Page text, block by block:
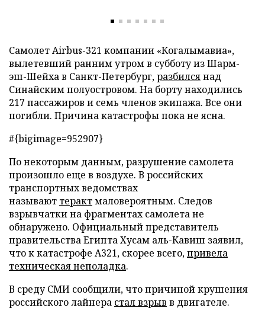
Самолет Аirbus-321 компании «Когалымавиа»,
вылетевший ранним утром в субботу из Шарм-
эш-Шейха в Санкт-Петербург,разбилсянад
Синайским полуостровом. На борту находились
217 пассажиров и семь членов экипажа. Все они
погибли. Причина катастрофы пока не ясна.
#{bigimage=952907}
По некоторым данным, разрушение самолета
произошло еще в воздухе. В российских
транспортных ведомствах
называют терактмаловероятным. Следов
взрывчатки на фрагментах самолета не
обнаружено. Официальный представитель
правительства Египта Хусам аль-Кавиш заявил,
что к катастрофе А321, скорее всего,привела
техническая неполадка.
В среду СМИ сообщили, что причиной крушения
российского лайнера стал взрыв в двигателе.